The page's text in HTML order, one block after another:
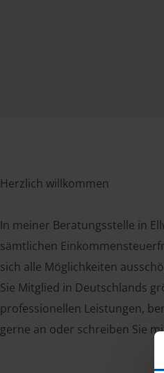
Herzlich willkommen
In meiner Beratungsstelle in
sämtlichen
sich alle Möglichkeiten
Sie Mitglied in Deutschlands
professionellen Leistungen,
gerne an oder schreiben Sie